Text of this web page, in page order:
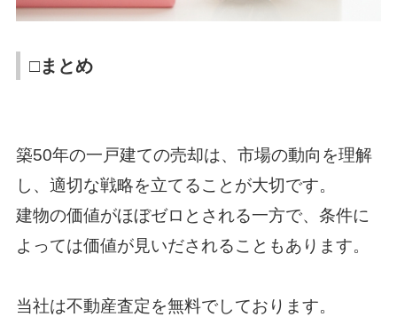
□まとめ
築50年の一戸建ての売却は、市場の動向を理解
し、適切な戦略を立てることが大切です。
建物の価値がほぼゼロとされる一方で、条件に
よっては価値が見いだされることもあります。
当社は不動産査定を無料でしております。